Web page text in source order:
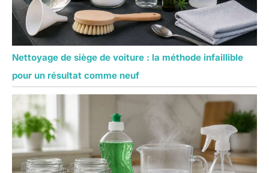
Nettoyage de siège de voiture : la méthode infaillible
pour un résultat comme neuf